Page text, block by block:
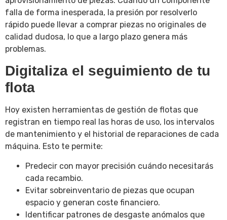
falla de forma inesperada, la presión por resolverlo
rápido puede llevar a comprar piezas no originales de
calidad dudosa, lo que a largo plazo genera más
problemas.
Digitaliza el seguimiento de tu
flota
Hoy existen herramientas de gestión de flotas que
registran en tiempo real las horas de uso, los intervalos
de mantenimiento y el historial de reparaciones de cada
máquina. Esto te permite:
Predecir con mayor precisión cuándo necesitarás
cada recambio.
Evitar sobreinventario de piezas que ocupan
espacio y generan coste financiero.
Identificar patrones de desgaste anómalos que